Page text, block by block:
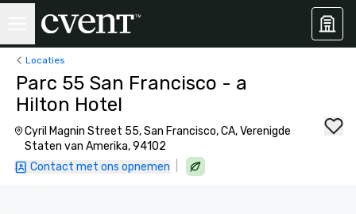
Locaties
Parc 55 San Francisco - a
Hilton Hotel
Cyril Magnin Street 55, San Francisco, CA, Verenigde
Staten van Amerika, 94102
Contact met ons opnemen